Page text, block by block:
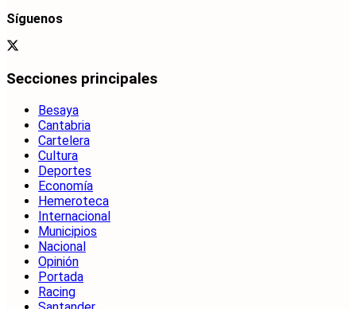
Síguenos
Secciones principales
Besaya
Cantabria
Cartelera
Cultura
Deportes
Economía
Hemeroteca
Internacional
Municipios
Nacional
Opinión
Portada
Racing